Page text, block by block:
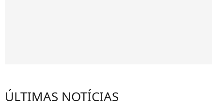
ÚLTIMAS NOTÍCIAS